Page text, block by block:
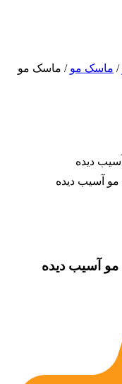
/ ماسک مو / ماسک مو